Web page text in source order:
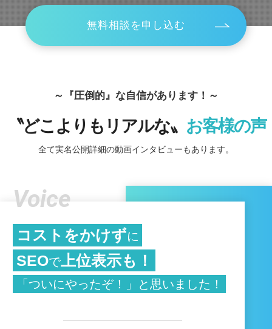
無料相談を申し込む
～『圧倒的』な自信があります！～
〝どこよりもリアルな〟 お客様の声
全て実名公開詳細の動画インタビューもあります。
Voice
コストをかけずに
SEOで上位表示も！
「ついにやったぞ！」と思いました！